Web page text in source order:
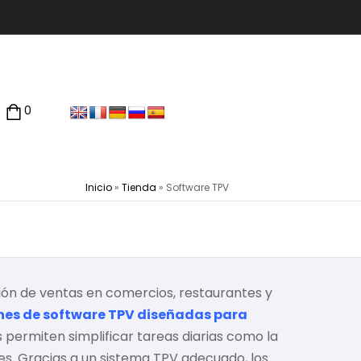
0
Inicio » Tienda » Software TPV
de ventas en comercios, restaurantes y
de software TPV diseñadas para
permiten simplificar tareas diarias como la